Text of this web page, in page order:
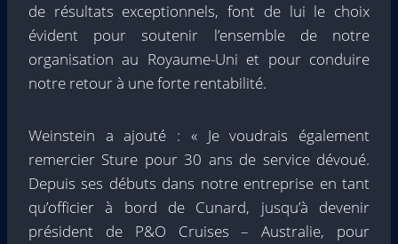
de résultats exceptionnels, font de lui le choix
évident pour soutenir l’ensemble de notre
organisation au Royaume-Uni et pour conduire
notre retour à une forte rentabilité.
Weinstein a ajouté : « Je voudrais également
remercier Sture pour 30 ans de service dévoué.
Depuis ses débuts dans notre entreprise en tant
qu’officier à bord de Cunard, jusqu’à devenir
président de P&O Cruises – Australie, pour